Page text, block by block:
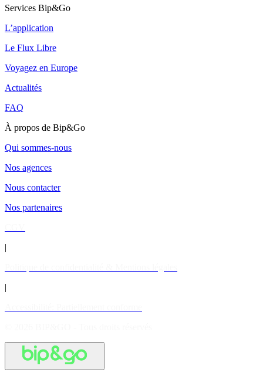
Services Bip&Go
L’application
Le Flux Libre
Voyagez en Europe
Actualités
FAQ
À propos de Bip&Go
Qui sommes-nous
Nos agences
Nous contacter
Nos partenaires
|
|